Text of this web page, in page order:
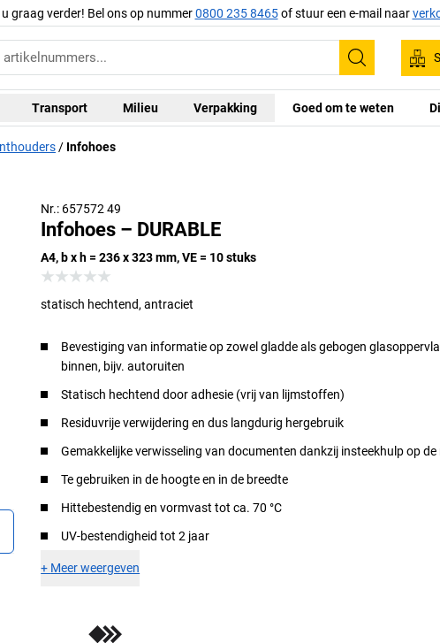
u graag verder! Bel ons op nummer0800 235 8465of stuur een e-mail naar
Zoeken
Transport Milieu Verpakking Goed om te weten
Infohoes
Nr.: 657572 49
Infohoes – DURABLE
A4, b x h = 236 x 323 mm, VE = 10 stuks
statisch hechtend, antraciet
Bevestiging van informatie op zowel gladde als gebogen
binnen, bijv. autoruiten
Statisch hechtend door adhesie (vrij van lijmstoffen)
Residuvrije verwijdering en dus langdurig hergebruik
Gemakkelijke verwisseling van documenten dankzij insteekhulp op de
Te gebruiken in de hoogte en in de breedte
Hittebestendig en vormvast tot ca. 70 °C
UV-bestendigheid tot 2 jaar
+ Meer weergeven